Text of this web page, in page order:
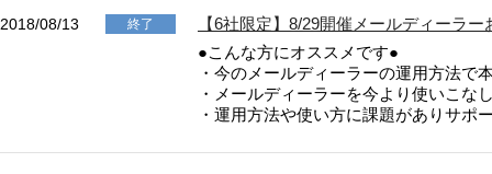
情報漏えい対策
添付ファイルセキュ
お客様アンケート
Google OAuth認証
設定
楽天・Yahoo!連携
外部チャット連携
策
2018/08/13 終了
【6社限定】8/29開催メールディーラ
●こんな方にオススメです●
・今のメールディーラーの運用方法で
・メールディーラーを今より使いこな
・運用方法や使い方に課題がありサポ